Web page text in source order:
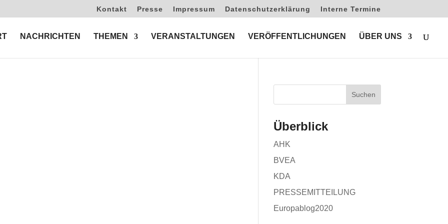
Kontakt Presse Impressum Datenschutzerklärung Interne Termine
NACHRICHTEN THEMEN VERANSTALTUNGEN VERÖFFENTLICHUNGEN ÜBER UNS
Überblick
AHK
BVEA
KDA
PRESSEMITTEILUNG
Europablog2020